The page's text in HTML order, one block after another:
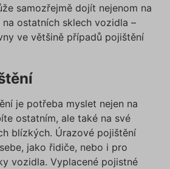
samozřejmě dojít nejenom na
ostatních sklech vozidla –
ve většině případů pojištění
je potřeba myslet nejen na
ostatním, ale také na své
blízkých. Úrazové pojištění
jako řidiče, nebo i pro
vozidla. Vyplacené pojistné